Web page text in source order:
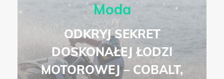
Moda
ODKRYJ SEKRET
DOSKONAŁEJ ŁODZI
MOTOROWEJ – COBALT,